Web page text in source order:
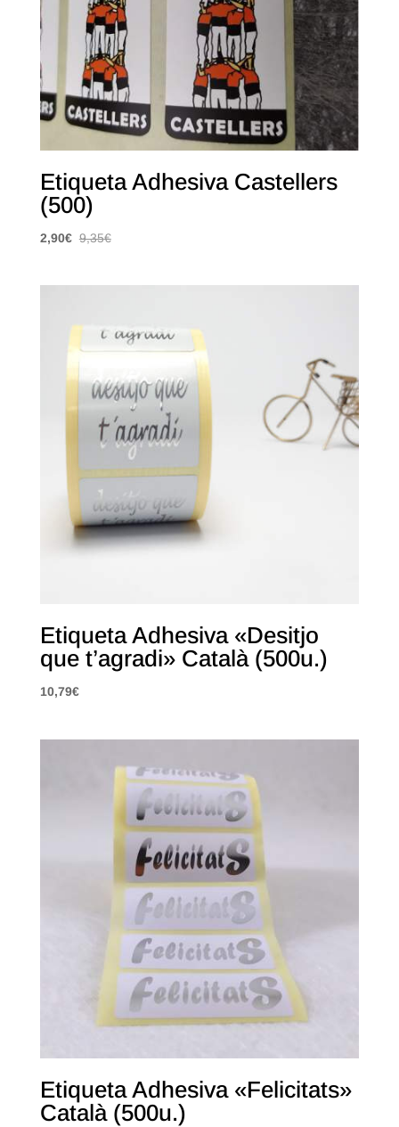
Etiqueta Adhesiva Castellers
(500)
2,90€ 9,35€
Etiqueta Adhesiva «Desitjo
que t’agradi» Català (500u.)
10,79€
Etiqueta Adhesiva «Felicitats»
Català (500u.)